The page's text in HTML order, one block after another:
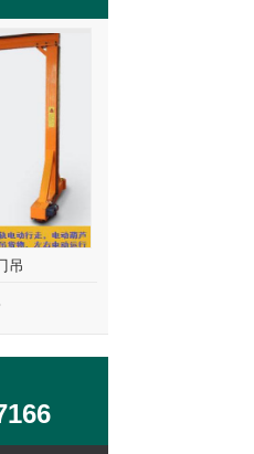
吊